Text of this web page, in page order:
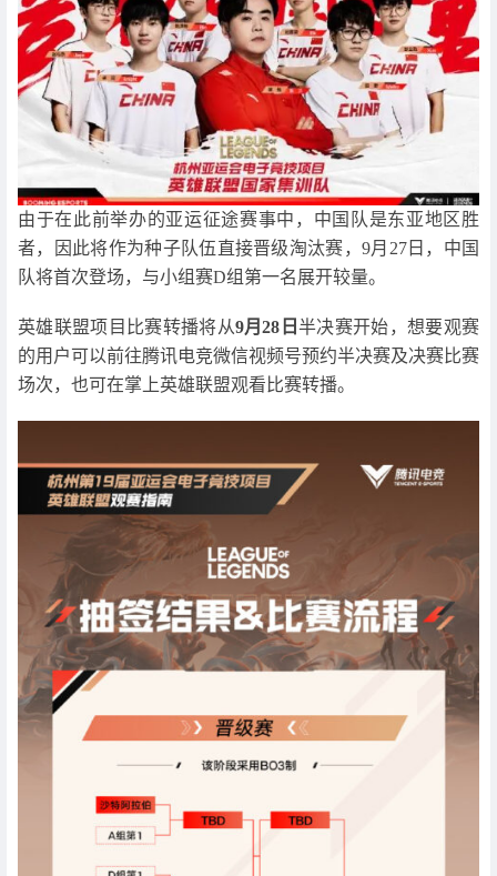
由于在此前举办的亚运征途赛事中，中国队是东亚地区胜
者，因此将作为种子队伍直接晋级淘汰赛，9月27日，中国
队将首次登场，与小组赛D组第一名展开较量。
英雄联盟项目比赛转播将从9月28日半决赛开始，想要观赛
的用户可以前往腾讯电竞微信视频号预约半决赛及决赛比赛
场次，也可在掌上英雄联盟观看比赛转播。